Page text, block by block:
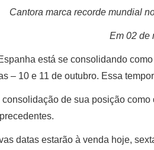
Cantora marca recorde mundial
Em 02 de
está se consolidando
– 10 e 11 de outubro. Essa
de sua posição
datas estarão à venda hoje,